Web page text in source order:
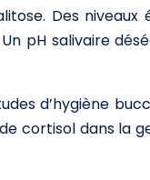
Des niveaux
pH salivaire
d’hygiène
cortisol dans la